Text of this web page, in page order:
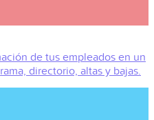
de tus empleados en un
directorio, altas y bajas.